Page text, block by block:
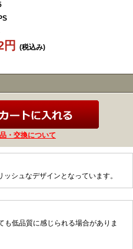
円
(税込み)
・交換について
シュなデザインとなっています。
低品質に感じられる場合がありま